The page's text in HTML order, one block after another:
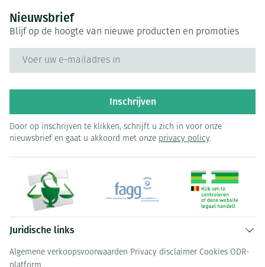
Nieuwsbrief
Blijf op de hoogte van nieuwe producten en promoties
Inschrijven
Door op inschrijven te klikken, schrijft u zich in voor onze
nieuwsbrief en gaat u akkoord met onze privacy policy.
Juridische links
Algemene verkoopsvoorwaarden Privacy disclaimer Cookies ODR-